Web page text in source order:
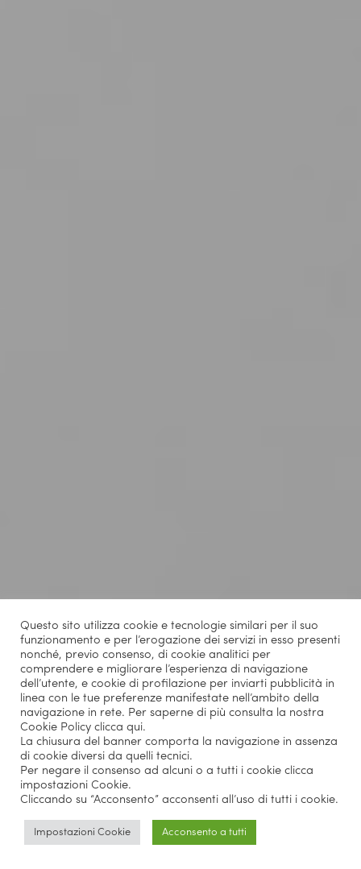
Questo sito utilizza cookie e tecnologie similari per il suo
funzionamento e per l’erogazione dei servizi in esso presenti
nonché, previo consenso, di cookie analitici per
comprendere e migliorare l’esperienza di navigazione
dell’utente, e cookie di profilazione per inviarti pubblicità in
linea con le tue preferenze manifestate nell’ambito della
navigazione in rete. Per saperne di più consulta la nostra
Cookie Policy clicca qui.
La chiusura del banner comporta la navigazione in assenza
di cookie diversi da quelli tecnici.
Per negare il consenso ad alcuni o a tutti i cookie clicca
impostazioni Cookie.
Cliccando su “Acconsento” acconsenti all’uso di tutti i cookie.
Impostazioni Cookie Acconsento a tutti